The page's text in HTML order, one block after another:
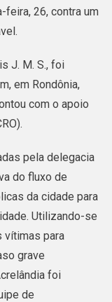
feira, 26, contra um
J. M. S., foi
em Rondônia,
com o apoio
pela delegacia
do fluxo de
da cidade para
Utilizando-se
vítimas para
grave
foi
de